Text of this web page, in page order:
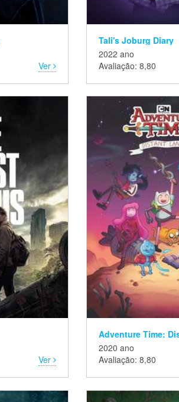
Ver
Tali's Joburg Diary
2022 ano
Avaliação: 8,80
Ver
2020 ano
Avaliação: 8,80